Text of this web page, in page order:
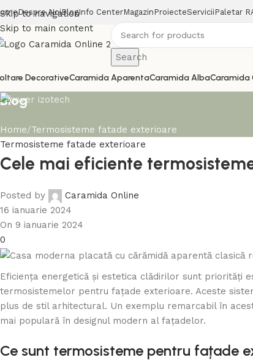
Skip to navigation
Skip to main content
Despre NoiBlogInfo CenterMagazin ProiecteServicii Paletar
Search
DecorativeCaramida AparentaCaramida AlbaCaramida
Blog
Home Termosisteme fatade exterioare
Termosisteme fatade exterioare
Cele mai eficiente
Posted by
Caramida Online
16 ianuarie 2024
On 9 ianuarie 2024
0
Eficiența energetică și estetica clădirilor sunt priorități
termosistemelor pentru fațade exterioare. Aceste
plus de stil arhitectural. Un exemplu remarcabil în
mai populară în designul modern al fațadelor.
Ce sunt termosisteme pentru fațade